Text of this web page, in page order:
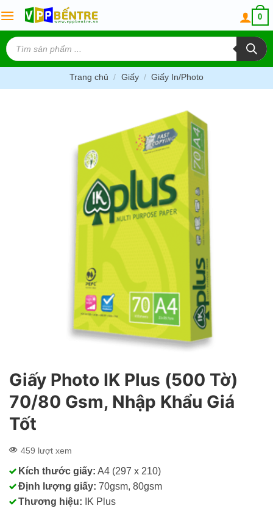
to
content
0
Tìm
kiếm
sản
phẩm
Trang chủ / Giấy / Giấy In/Photo
Giấy Photo IK Plus (500 Tờ)
70/80 Gsm, Nhập Khẩu Giá
Tốt
459 lượt xem
Kích thước giấy: A4 (297 x 210)
Định lượng giấy: 70gsm, 80gsm
Thương hiệu: IK Plus